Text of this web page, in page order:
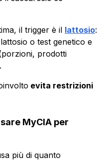
il trigger è il lattosio:
o test genetico e
prodotti
evita restrizioni
MyCIA per
più di quanto